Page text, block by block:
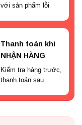
với sản phẩm lỗi
Thanh toán khi
NHẬN HÀNG
Kiểm tra hàng trước,
thanh toán sau